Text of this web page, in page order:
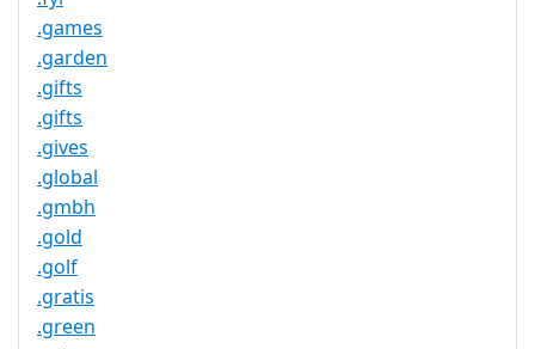
.games
.garden
.gifts
.gifts
.gives
.global
.gmbh
.gold
.golf
.gratis
.green